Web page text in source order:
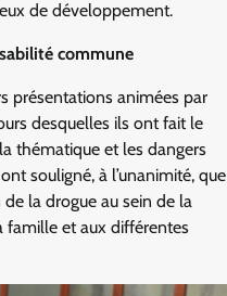
de développement.
commune
présentations animées par
desquelles ils ont fait le
thématique et les dangers
souligné, à l’unanimité, que
la drogue au sein de la
famille et aux différentes